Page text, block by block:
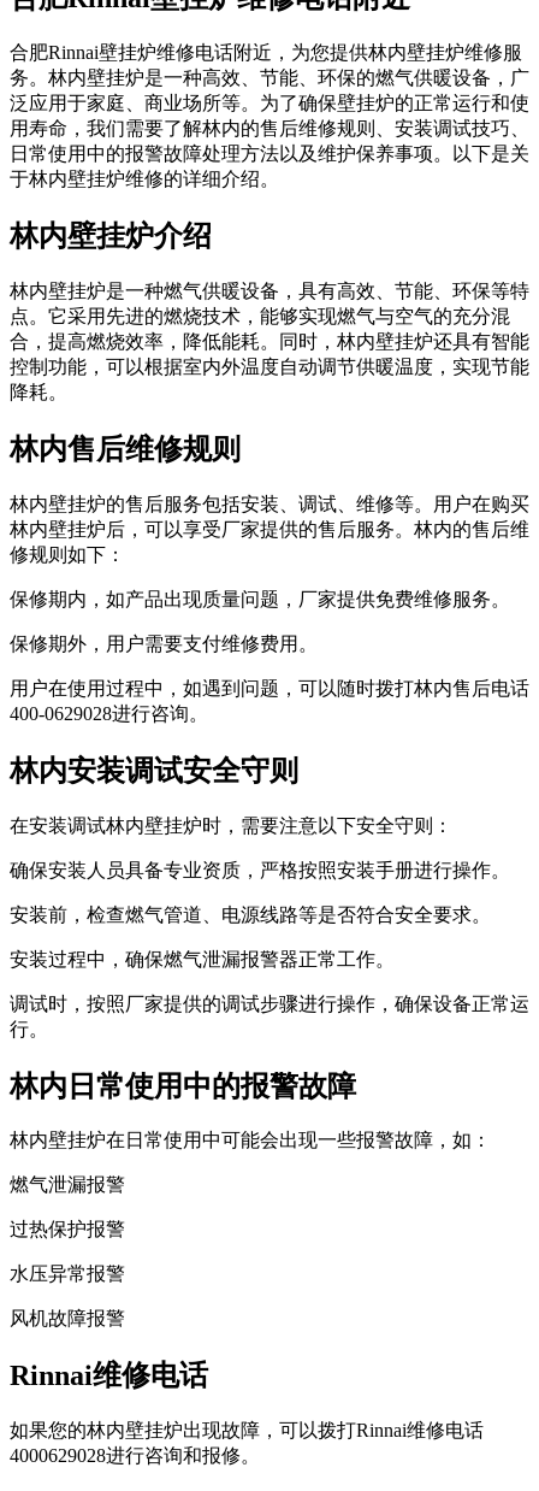
合肥Rinnai壁挂炉维修电话附近，为您提供林内壁挂炉维修服
务。林内壁挂炉是一种高效、节能、环保的燃气供暖设备，广
泛应用于家庭、商业场所等。为了确保壁挂炉的正常运行和使
用寿命，我们需要了解林内的售后维修规则、安装调试技巧、
日常使用中的报警故障处理方法以及维护保养事项。以下是关
于林内壁挂炉维修的详细介绍。
林内壁挂炉介绍
林内壁挂炉是一种燃气供暖设备，具有高效、节能、环保等特
点。它采用先进的燃烧技术，能够实现燃气与空气的充分混
合，提高燃烧效率，降低能耗。同时，林内壁挂炉还具有智能
控制功能，可以根据室内外温度自动调节供暖温度，实现节能
降耗。
林内售后维修规则
林内壁挂炉的售后服务包括安装、调试、维修等。用户在购买
林内壁挂炉后，可以享受厂家提供的售后服务。林内的售后维
修规则如下：
保修期内，如产品出现质量问题，厂家提供免费维修服务。
保修期外，用户需要支付维修费用。
用户在使用过程中，如遇到问题，可以随时拨打林内售后电话
400-0629028进行咨询。
林内安装调试安全守则
在安装调试林内壁挂炉时，需要注意以下安全守则：
确保安装人员具备专业资质，严格按照安装手册进行操作。
安装前，检查燃气管道、电源线路等是否符合安全要求。
安装过程中，确保燃气泄漏报警器正常工作。
调试时，按照厂家提供的调试步骤进行操作，确保设备正常运
行。
林内日常使用中的报警故障
林内壁挂炉在日常使用中可能会出现一些报警故障，如：
燃气泄漏报警
过热保护报警
水压异常报警
风机故障报警
Rinnai维修电话
如果您的林内壁挂炉出现故障，可以拨打Rinnai维修电话
4000629028进行咨询和报修。